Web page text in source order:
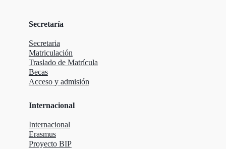
Secretaría
Secretaria
Matriculación
Traslado de Matrícula
Becas
Acceso y admisión
Internacional
Internacional
Erasmus
Proyecto BIP